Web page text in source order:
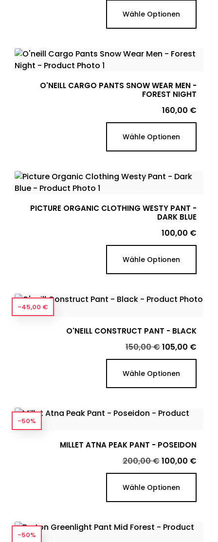
Wähle Optionen
O'NEILL CARGO PANTS SNOW WEAR MEN -
FOREST NIGHT
Preis
160,00 €
Wähle Optionen
PICTURE ORGANIC CLOTHING WESTY PANT -
DARK BLUE
Preis
100,00 €
Wähle Optionen
O'NEILL CONSTRUCT PANT - BLACK
Verkaufspreis
150,00 €Preis
105,00 €
Wähle Optionen
-45,00 €
MILLET ATNA PEAK PANT - POSEIDON
Verkaufspreis
200,00 €Preis
100,00 €
Wähle Optionen
-50%
-50%